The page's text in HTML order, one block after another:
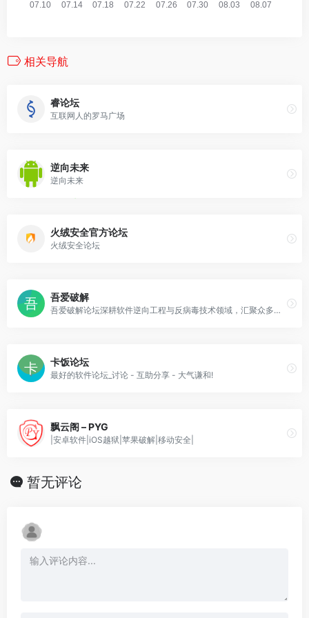
相关导航
睿论坛
互联网人的罗马广场
逆向未来
逆向未来
火绒安全官方论坛
火绒安全论坛
吾爱破解
吾爱破解论坛深耕软件逆向工程与反病毒技术领域，汇聚众多技术爱好者的智慧与经验，共同探索与分享前沿安全技术和防护策略，构建业内最具影响力的技术交流平台。
卡饭论坛
最好的软件论坛_讨论 - 互助分享 - 大气谦和!
飘云阁 – PYG
|安卓软件|iOS越狱|苹果破解|移动安全|
暂无评论